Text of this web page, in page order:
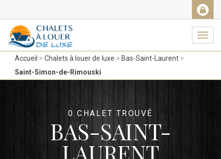
Accueil Chalets à louer de luxe
Bas-Saint-Laurent
Saint-Simon-de-Rimouski
0 CHALET TROUVÉ
BAS-SAINT-
LAURENT